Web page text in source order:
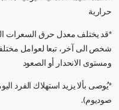
حرارية
*قد يختلف معدل حرق السعرات
شخص الى آخر، تبعا لعوامل
ومستوى الانحدار أو الصعود
صوديوم).